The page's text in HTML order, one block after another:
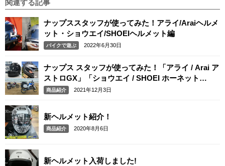
関連する記事
ナップススタッフが使ってみた！アライ/Araiヘルメ
ット・ショウエイ/SHOEIヘルメット編
バイクで遊ぶ 2022年6月30日
ナップス スタッフが使ってみた！「アライ / Arai ア
ストロGX」「ショウエイ / SHOEI ホーネット
ADV」
商品紹介 2021年12月3日
新ヘルメット紹介！
商品紹介 2020年8月6日
新ヘルメット入荷しました!